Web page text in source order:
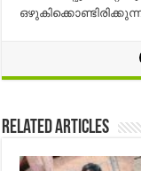
Related Articles